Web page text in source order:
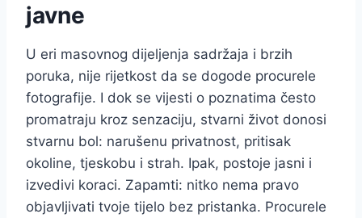
javne
U eri masovnog dijeljenja sadržaja i brzih
poruka, nije rijetkost da se dogode procurele
fotografije. I dok se vijesti o poznatima često
promatraju kroz senzaciju, stvarni život donosi
stvarnu bol: narušenu privatnost, pritisak
okoline, tjeskobu i strah. Ipak, postoje jasni i
izvedivi koraci. Zapamti: nitko nema pravo
objavljivati tvoje tijelo bez pristanka. Procurele